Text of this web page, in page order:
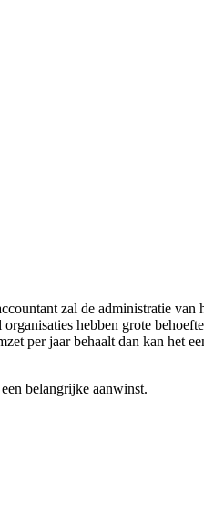
zal de administratie
hebben grote
per jaar behaalt dan kan het
belangrijke aanwinst.